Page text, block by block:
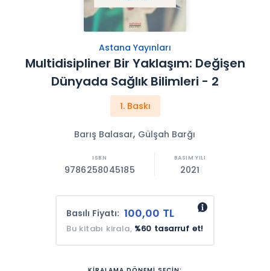
Astana Yayınları
Multidisipliner Bir Yaklaşım: Değişen
Dünyada Sağlık Bilimleri - 2
1. Baskı
Barış Balasar, Gülşah Barğı
9786258045185 2021
Basılı Fiyatı: 100,00 TL
Bu kitabı kirala, %60 tasarruf et!